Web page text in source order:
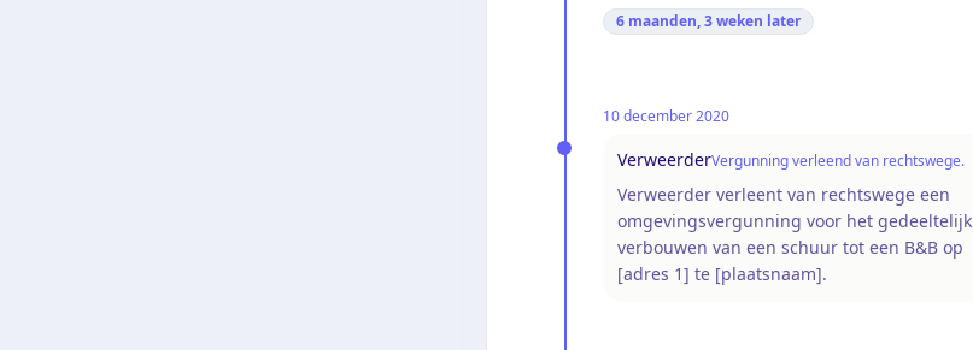
6 maanden, 3 weken later
10 december 2020
VerweerderVergunning verleend van rechtswege.
Verweerder verleent van rechtswege een
omgevingsvergunning voor het gedeeltelijk
verbouwen van een schuur tot een B&B op
[adres 1] te [plaatsnaam].